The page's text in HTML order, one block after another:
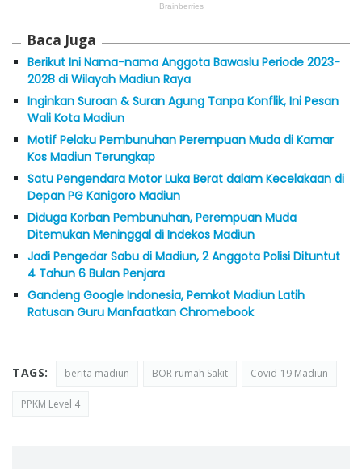
Baca Juga
Berikut Ini Nama-nama Anggota Bawaslu Periode 2023-
2028 di Wilayah Madiun Raya
Inginkan Suroan & Suran Agung Tanpa Konflik, Ini Pesan
Wali Kota Madiun
Motif Pelaku Pembunuhan Perempuan Muda di Kamar
Kos Madiun Terungkap
Satu Pengendara Motor Luka Berat dalam Kecelakaan di
Depan PG Kanigoro Madiun
Diduga Korban Pembunuhan, Perempuan Muda
Ditemukan Meninggal di Indekos Madiun
Jadi Pengedar Sabu di Madiun, 2 Anggota Polisi Dituntut
4 Tahun 6 Bulan Penjara
Gandeng Google Indonesia, Pemkot Madiun Latih
Ratusan Guru Manfaatkan Chromebook
TAGS: berita madiun BOR rumah Sakit Covid-19 Madiun
PPKM Level 4